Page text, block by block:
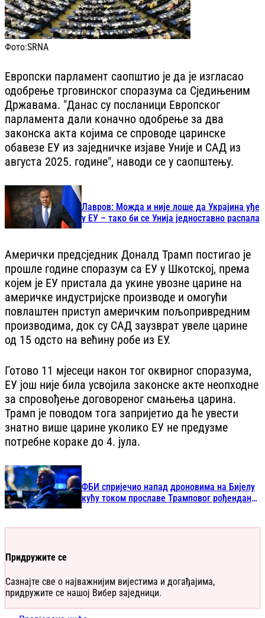
Фото:SRNA
Европски парламент саопштио је да је изгласао
одобрење трговинског споразума са Сједињеним
Државама. "Данас су посланици Европског
парламента дали коначно одобрење за два
законска акта којима се спроводе царинске
обавезе ЕУ из заједничке изјаве Уније и САД из
августа 2025. године", наводи се у саопштењу.
Лавров: Можда и није лоше да Украјина уђе
у ЕУ – тако би се Унија једноставно распала
Амерички предсједник Доналд Трамп постигао је
прошле године споразум са ЕУ у Шкотској, према
којем је ЕУ пристала да укине увозне царине на
америчке индустријске производе и омогући
повлаштен приступ америчким пољопривредним
производима, док су САД заузврат увеле царине
од 15 одсто на већину робе из ЕУ.
Готово 11 мјесеци након тог оквирног споразума,
ЕУ још није била усвојила законске акте неопходне
за спровођење договореног смањења царина.
Трамп је поводом тога запријетио да ће увести
знатно више царине уколико ЕУ не предузме
потребне кораке до 4. јула.
ФБИ спријечио напад дроновима на Бијелу
кућу током прославе Трамповог рођендана:
Ухапшено 5 особа
Придружите се
Сазнајте све о најважнијим вијестима и догађајима,
придружите се нашој Вибер заједници.